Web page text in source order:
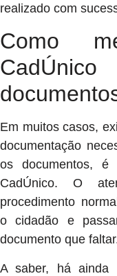
realizado com
Como
Em muitos casos,
documentação
os documentos,
CadÚnico. O
procedimento
o cidadão e
documento que
A saber, há ainda